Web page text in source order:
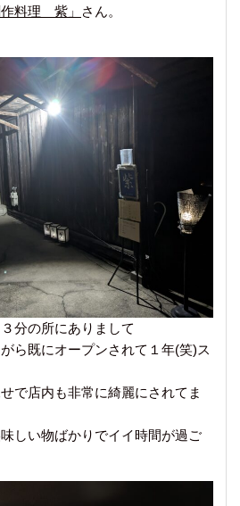
料理 紫」
さん。
分の所にありまして
ら既にオープンされて１年(笑)ス
で店内も非常に綺麗にされてま
しい物ばかりでイイ時間が過ご